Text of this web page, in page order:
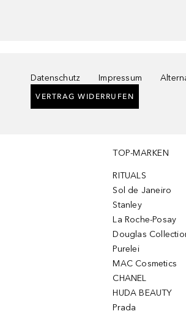
Datenschutz Impressum
VERTRAG WIDERRUFEN
TOP-MARKEN
RITUALS
Sol de Janeiro
Stanley
La Roche-Posay
Douglas
Purelei
MAC Cosmetics
CHANEL
HUDA BEAUTY
Prada